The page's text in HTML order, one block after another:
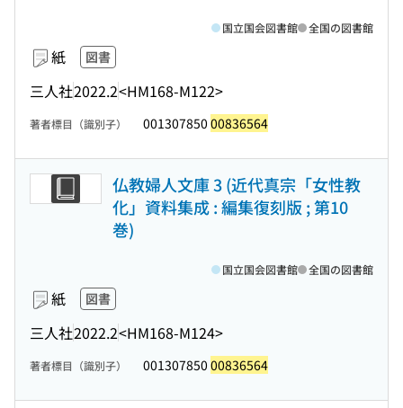
紙 図書
三人社2022.2<HM168-M122>
国立国会図書館 全国の図書館
著者標目（識別子） 001307850 00836564
仏教婦人文庫 3 (近代真宗「女性教
化」資料集成 : 編集復刻版 ; 第10
巻)
紙 図書
三人社2022.2<HM168-M124>
国立国会図書館 全国の図書館
著者標目（識別子） 001307850 00836564